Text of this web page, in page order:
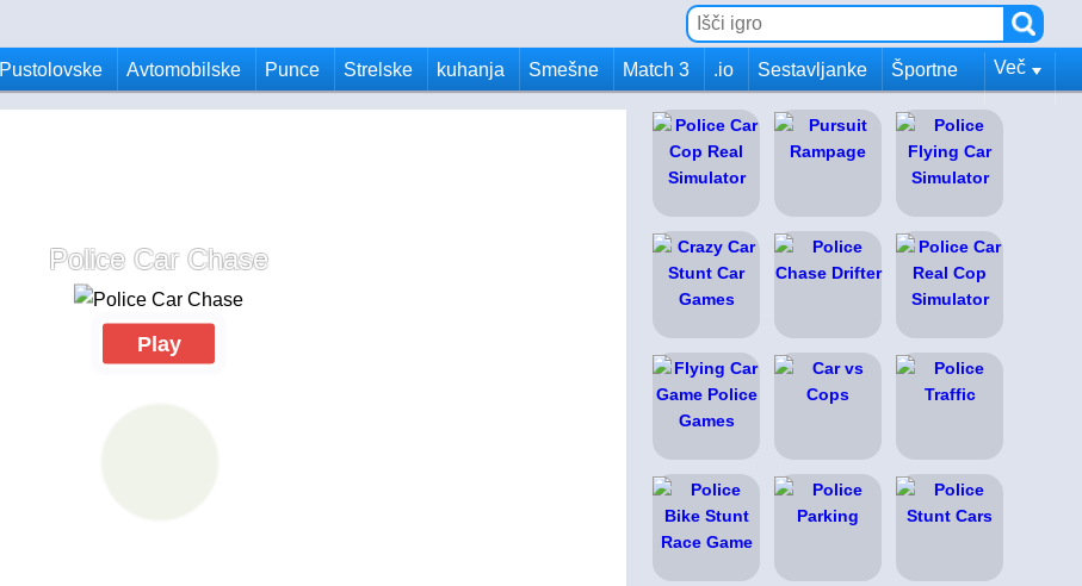
Pustolovske Avtomobilske Punce Strelske kuhanja Smešne Match 3 .io Sestavljanke Športne Več
Police Car Chase
Play